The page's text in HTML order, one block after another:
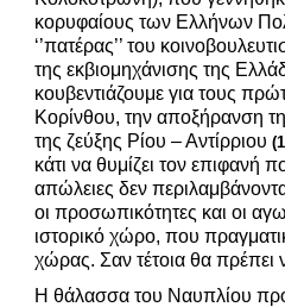
κορυφαίους των Ελλήνων
‘’πατέρας’’ του
της εκβιομηχάνισης της
κουβεντιάζουμε για τους
Κορίνθου, την αποξήρανση
της ζεύξης Ρίου – Αντίρριου
κάτι να θυμίζει τον επιφανή
απώλειες δεν
οι προσωπικότητες και οι
ιστορικό χώρο, που
χώρας. Σαν τέτοια θα πρέπει
Η θάλασσα του Ναυπλίου